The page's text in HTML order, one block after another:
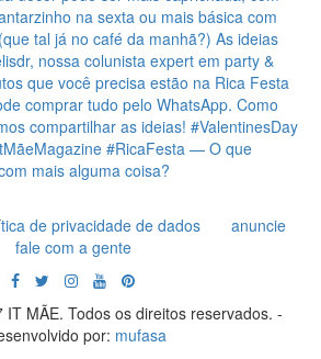
de privacidade de dados
anuncie
fale com a gente
MÃE. Todos os direitos reservados. -
por: mufasa